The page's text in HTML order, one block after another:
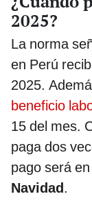
2025?
La norma
en Perú
2025.
beneficio
15 del mes.
paga dos
pago será
Navidad.